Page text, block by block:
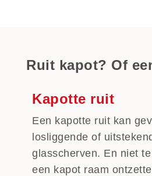
Ruit kapot? Of
Kapotte ruit
Een kapotte ruit kan
losliggende of
glasscherven. En niet
een kapot raam